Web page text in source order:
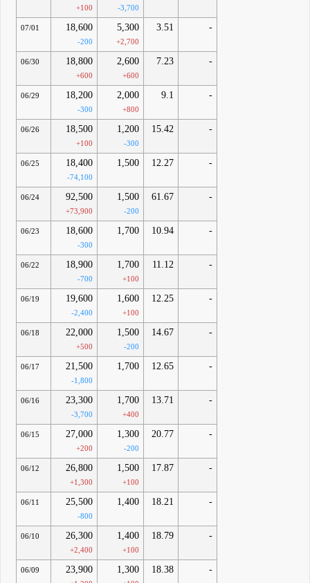
+100 -3,700
07/01 18,600
-200
5,300
+2,700
3.51 -
06/30 18,800
+600
2,600
+600
7.23 -
06/29 18,200
-300
2,000
+800
9.1 -
06/26 18,500
+100
1,200
-300
15.42 -
06/25 18,400
-74,100
1,500 12.27 -
06/24 92,500
+73,900
1,500
-200
61.67 -
06/23 18,600
-300
1,700 10.94 -
06/22 18,900
-700
1,700
+100
11.12 -
06/19 19,600
-2,400
1,600
+100
12.25 -
06/18 22,000
+500
1,500
-200
14.67 -
06/17 21,500
-1,800
1,700 12.65 -
06/16 23,300
-3,700
1,700
+400
13.71 -
06/15 27,000
+200
1,300
-200
20.77 -
06/12 26,800
+1,300
1,500
+100
17.87 -
06/11 25,500
-800
1,400 18.21 -
06/10 26,300
+2,400
1,400
+100
18.79 -
06/09 23,900 1,300 18.38 -